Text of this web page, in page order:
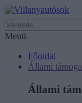
Menü
Főoldal
Állami
Állami